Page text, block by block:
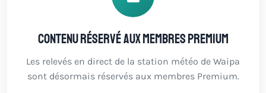
Contenu réservé aux membres Premium
Les relevés en direct de la station météo de Waipa
sont désormais réservés aux membres Premium.